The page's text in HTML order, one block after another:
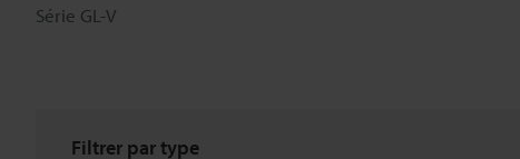
Série GL-V
Filtrer par type